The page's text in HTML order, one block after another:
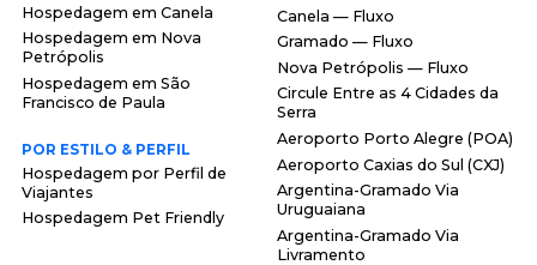
Hospedagem em Canela
Hospedagem em Nova
Petrópolis
Hospedagem em São
Francisco de Paula
POR ESTILO & PERFIL
Hospedagem por Perfil de
Viajantes
Hospedagem Pet Friendly
Canela — Fluxo
Gramado — Fluxo
Nova Petrópolis — Fluxo
Circule Entre as 4 Cidades da
Serra
Aeroporto Porto Alegre (POA)
Aeroporto Caxias do Sul (CXJ)
Argentina-Gramado Via
Uruguaiana
Argentina-Gramado Via
Livramento